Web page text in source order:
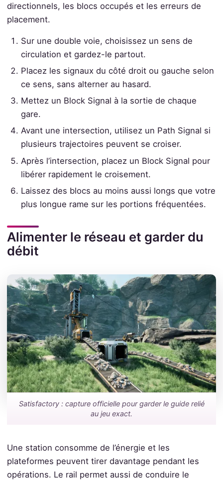
directionnels, les blocs occupés et les erreurs de
placement.
Sur une double voie, choisissez un sens de
circulation et gardez-le partout.
Placez les signaux du côté droit ou gauche selon
ce sens, sans alterner au hasard.
Mettez un Block Signal à la sortie de chaque
gare.
Avant une intersection, utilisez un Path Signal si
plusieurs trajectoires peuvent se croiser.
Après l’intersection, placez un Block Signal pour
libérer rapidement le croisement.
Laissez des blocs au moins aussi longs que votre
plus longue rame sur les portions fréquentées.
Alimenter le réseau et garder du
débit
Satisfactory : capture officielle pour garder le guide relié
au jeu exact.
Une station consomme de l’énergie et les
plateformes peuvent tirer davantage pendant les
opérations. Le rail permet aussi de conduire le